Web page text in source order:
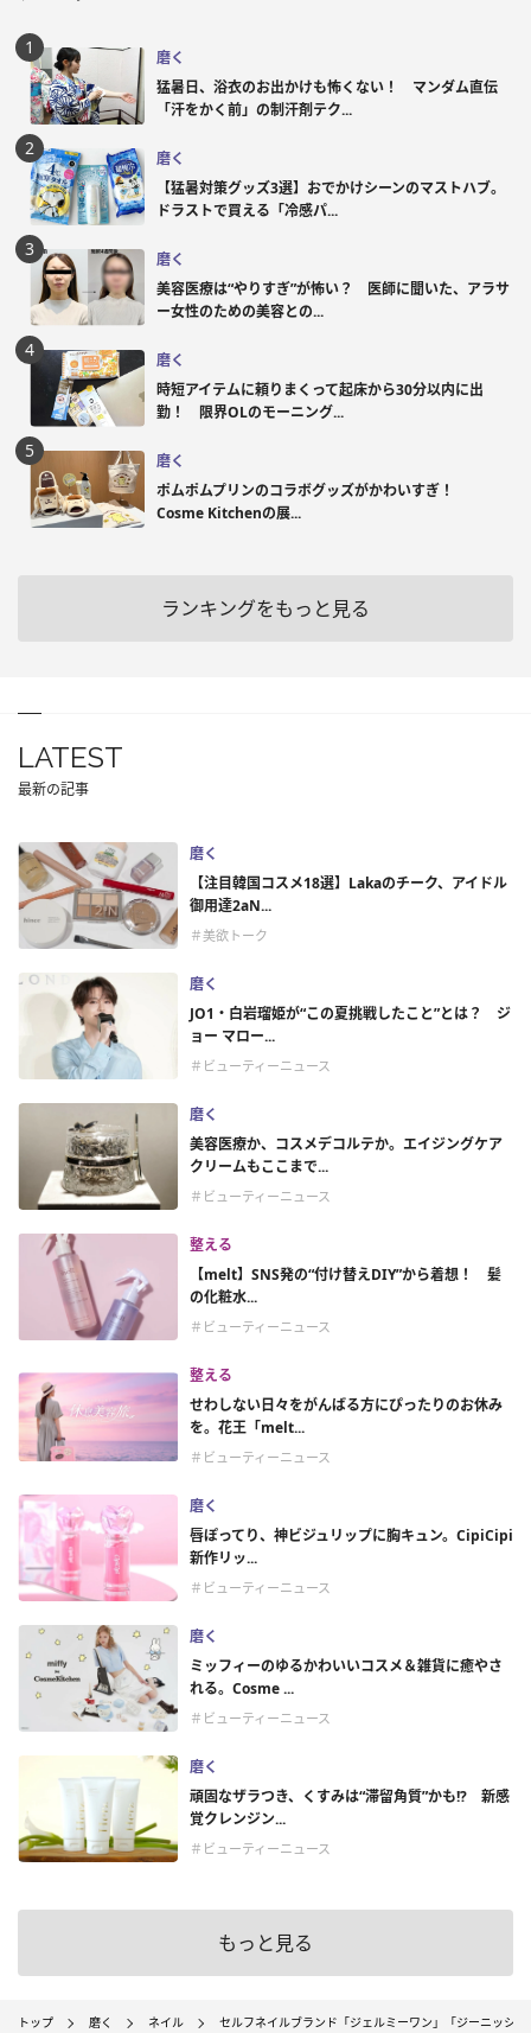
磨く
猛暑日、浴衣のお出かけも怖くない！ マンダム直伝
「汗をかく前」の制汗剤テク...
磨く
【猛暑対策グッズ3選】おでかけシーンのマストハブ。
ドラストで買える「冷感パ...
磨く
美容医療は“やりすぎ”が怖い？ 医師に聞いた、アラサ
ー女性のための美容との...
磨く
時短アイテムに頼りまくって起床から30分以内に出
勤！ 限界OLのモーニング...
磨く
ポムポムプリンのコラボグッズがかわいすぎ！
Cosme Kitchenの展...
ランキングをもっと見る
LATEST
最新の記事
磨く
【注目韓国コスメ18選】Lakaのチーク、アイドル
御用達2aN...
＃美欲トーク
磨く
JO1・白岩瑠姫が“この夏挑戦したこと”とは？ ジ
ョー マロー...
＃ビューティーニュース
磨く
美容医療か、コスメデコルテか。エイジングケア
クリームもここまで...
＃ビューティーニュース
整える
【melt】SNS発の“付け替えDIY”から着想！ 髪
の化粧水...
＃ビューティーニュース
整える
せわしない日々をがんばる方にぴったりのお休み
を。花王「melt...
＃ビューティーニュース
磨く
唇ぽってり、神ビジュリップに胸キュン。CipiCipi
新作リッ...
＃ビューティーニュース
磨く
ミッフィーのゆるかわいいコスメ＆雑貨に癒やさ
れる。Cosme ...
＃ビューティーニュース
磨く
頑固なザラつき、くすみは“滞留角質”かも!? 新感
覚クレンジン...
＃ビューティーニュース
もっと見る
トップ 磨く ネイル セルフネイルブランド「ジェルミーワン」「ジーニッシ